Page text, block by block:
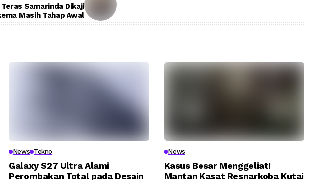
Samarinda Dikaji
Masih Tahap Awal
News Tekno
Galaxy S27 Ultra Alami
Perombakan Total pada Desain
News
Kasus Besar Menggeliat!
Mantan Kasat Resnarkoba Kutai